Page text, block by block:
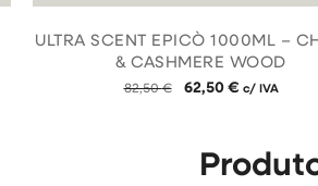
ULTRA SCENT EPICÒ 1000ML –
& CASHMERE WOOD
82,50€ 62,50€ c/ IVA